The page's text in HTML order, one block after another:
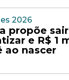
2026
propõe
e R$ 1
ao nascer